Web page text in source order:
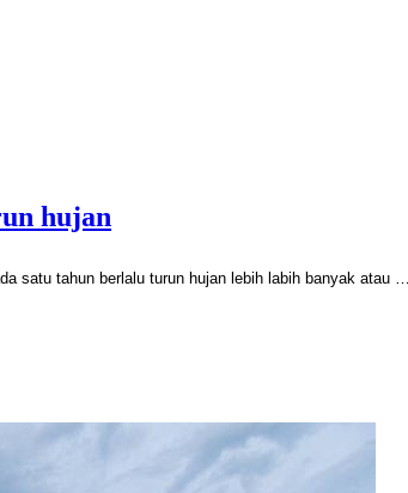
hujan
satu tahun berlalu turun hujan lebih labih banyak atau ….